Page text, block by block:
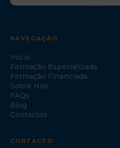
NAVEGAÇÃO
Início
Formação Especializada
Formação Financiada
Sobre Nós
FAQs
Blog
Contactos
CONTACTO